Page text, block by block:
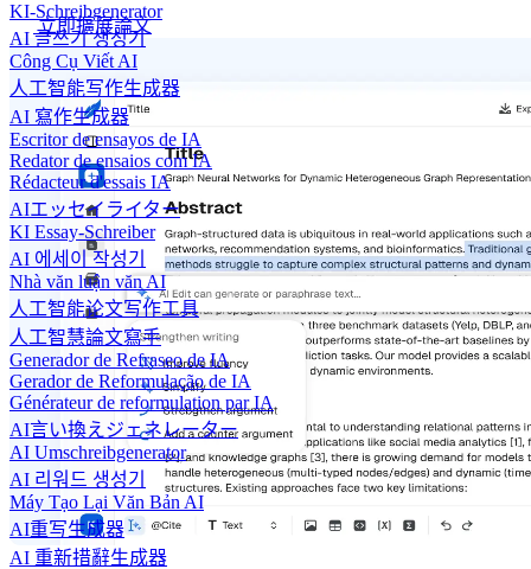
KI-Schreibgenerator
AI 글쓰기 생성기
Công Cụ Viết AI
人工智能写作生成器
AI 寫作生成器
Escritor de ensayos de IA
Redator de ensaios com IA
Rédacteur d'essais IA
AIエッセイライター
KI Essay-Schreiber
AI 에세이 작성기
Nhà văn luận văn AI
人工智能论文写作工具
人工智慧論文寫手
Generador de Refraseo de IA
Gerador de Reformulação de IA
Générateur de reformulation par IA
AI言い換えジェネレーター
AI Umschreibgenerator
AI 리워드 생성기
Máy Tạo Lại Văn Bản AI
AI重写生成器
AI 重新措辭生成器
立即擴展論文